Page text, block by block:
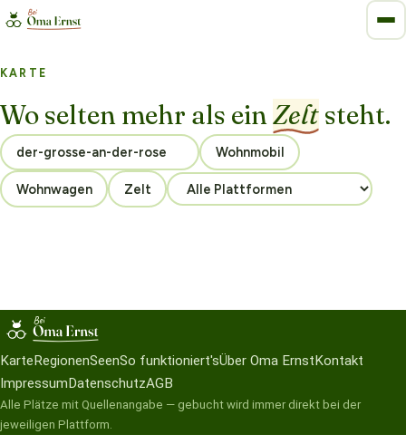
KARTE
Wo selten mehr als ein Zelt steht.
Wohnmobil
Wohnwagen Zelt
Karte RegionenSeenSo funktioniert'sÜber Oma Ernst Kontakt
Impressum DatenschutzAGB
Alle Plätze mit Quellenangabe — gebucht wird immer direkt bei der
jeweiligen Plattform.